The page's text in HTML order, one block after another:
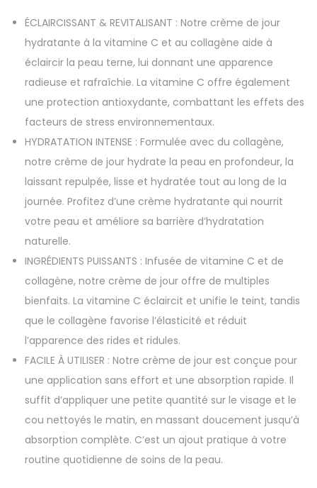
ÉCLAIRCISSANT & REVITALISANT : Notre crème de jour
hydratante à la vitamine C et au collagène aide à
éclaircir la peau terne, lui donnant une apparence
radieuse et rafraîchie. La vitamine C offre également
une protection antioxydante, combattant les effets des
facteurs de stress environnementaux.
HYDRATATION INTENSE : Formulée avec du collagène,
notre crème de jour hydrate la peau en profondeur, la
laissant repulpée, lisse et hydratée tout au long de la
journée. Profitez d’une crème hydratante qui nourrit
votre peau et améliore sa barrière d’hydratation
naturelle.
INGRÉDIENTS PUISSANTS : Infusée de vitamine C et de
collagène, notre crème de jour offre de multiples
bienfaits. La vitamine C éclaircit et unifie le teint, tandis
que le collagène favorise l’élasticité et réduit
l’apparence des rides et ridules.
FACILE À UTILISER : Notre crème de jour est conçue pour
une application sans effort et une absorption rapide. Il
suffit d’appliquer une petite quantité sur le visage et le
cou nettoyés le matin, en massant doucement jusqu’à
absorption complète. C’est un ajout pratique à votre
routine quotidienne de soins de la peau.